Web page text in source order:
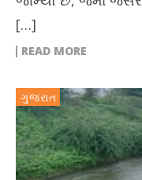
[…]
READ MORE
ગુજરાત